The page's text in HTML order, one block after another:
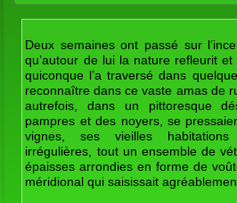
Deux semaines ont passé sur
qu’autour de lui la nature refleurit
quiconque l’a traversé dans
reconnaître dans ce vaste amas de
autrefois, dans un pittoresque
pampres et des noyers, se
vignes, ses vieilles
irrégulières, tout un ensemble de
épaisses arrondies en forme de
méridional qui saisissait